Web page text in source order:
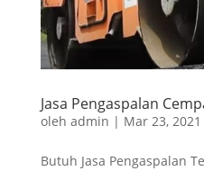
Jasa Pengaspalan
oleh admin | Mar 23, 2021
Butuh Jasa Pengaspalan